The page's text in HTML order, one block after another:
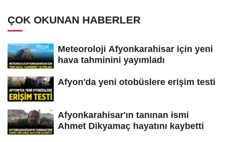
ÇOK OKUNAN HABERLER
Meteoroloji Afyonkarahisar için yeni
hava tahminini yayımladı
Afyon'da yeni otobüslere erişim testi
Afyonkarahisar'ın tanınan ismi
Ahmet Dikyamaç hayatını kaybetti